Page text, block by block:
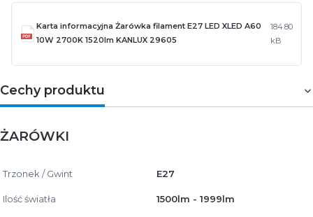
Karta informacyjna Żarówka filament E27 LED XLED A60
10W 2700K 1520lm KANLUX 29605
184.80
kB
Cechy produktu
ŻARÓWKI
Trzonek / Gwint E27
Ilość światła 1500lm - 1999lm